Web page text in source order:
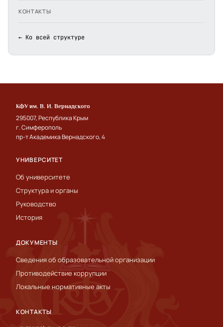
КОНТАКТЫ
← Ко всей структуре
КФУ им. В. И. Вернадского
295007, Республика Крым
г. Симферополь
пр-т Академика Вернадского, 4
УНИВЕРСИТЕТ
Об университете
Структура и органы
Руководство
История
ДОКУМЕНТЫ
Сведения об образовательной организации
Противодействие коррупции
Локальные нормативные акты
КОНТАКТЫ